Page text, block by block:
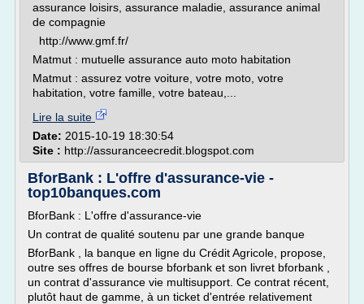
assurance loisirs, assurance maladie, assurance animal
de compagnie
http://www.gmf.fr/
Matmut : mutuelle assurance auto moto habitation
Matmut : assurez votre voiture, votre moto, votre
habitation, votre famille, votre bateau,...
Lire la suite
Date: 2015-10-19 18:30:54
Site : http://assuranceecredit.blogspot.com
BforBank : L'offre d'assurance-vie -
top10banques.com
BforBank : L'offre d'assurance-vie
Un contrat de qualité soutenu par une grande banque
BforBank , la banque en ligne du Crédit Agricole, propose,
outre ses offres de bourse bforbank et son livret bforbank ,
un contrat d'assurance vie multisupport. Ce contrat récent,
plutôt haut de gamme, à un ticket d'entrée relativement